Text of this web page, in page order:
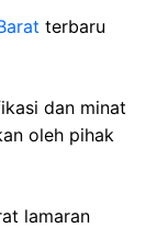
terbaru
dan minat
oleh pihak
lamaran